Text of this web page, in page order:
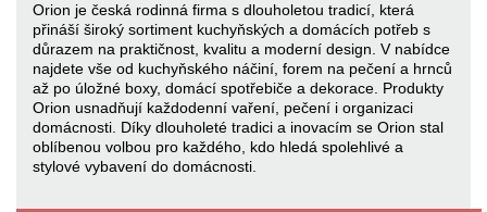
Orion je česká rodinná firma s dlouholetou tradicí, která
přináší široký sortiment kuchyňských a domácích potřeb s
důrazem na praktičnost, kvalitu a moderní design. V nabídce
najdete vše od kuchyňského náčiní, forem na pečení a hrnců
až po úložné boxy, domácí spotřebiče a dekorace. Produkty
Orion usnadňují každodenní vaření, pečení i organizaci
domácnosti. Díky dlouholeté tradici a inovacím se Orion stal
oblíbenou volbou pro každého, kdo hledá spolehlivé a
stylové vybavení do domácnosti.